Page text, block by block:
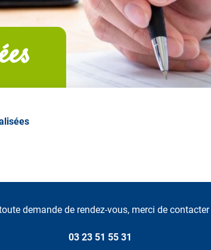
demande de rendez-vous, merci de contacter
03 23 51 55 31